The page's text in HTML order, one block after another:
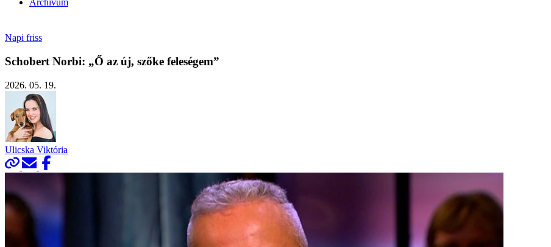
Archívum
Napi friss
Schobert Norbi: „Ő az új, szőke feleségem”
2026. 05. 19.
Ulicska Viktória